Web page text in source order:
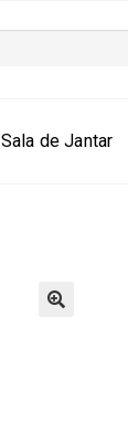
Sala de Jantar